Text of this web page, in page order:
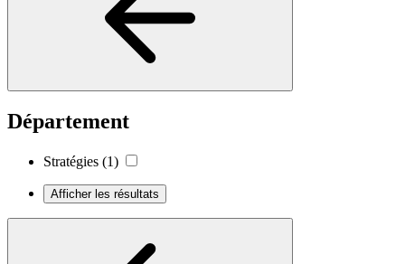
Département
Stratégies (1)
Afficher les résultats